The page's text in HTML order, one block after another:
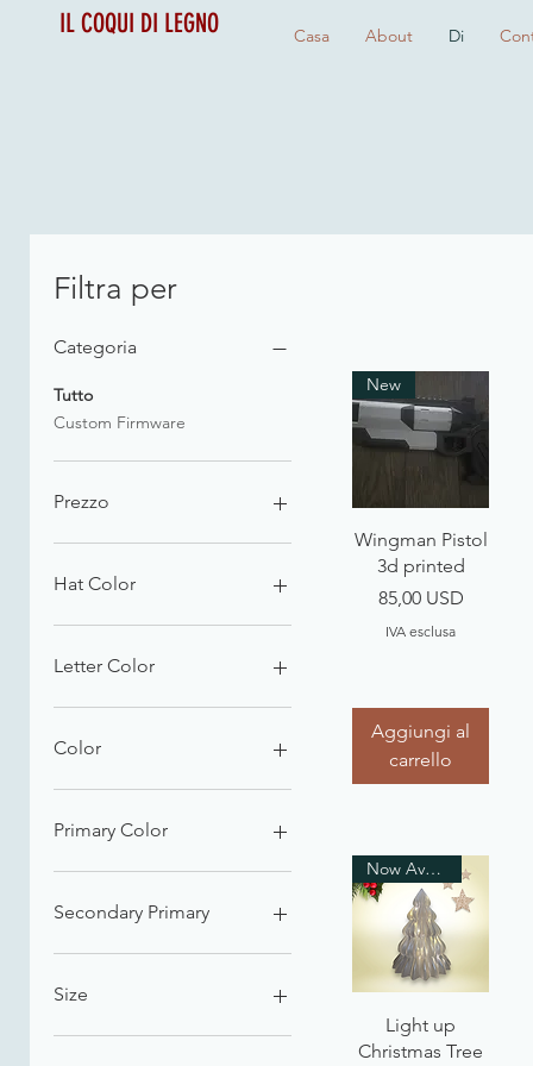
IL COQUI DI LEGNO Casa About Di
Filtra per
Categoria
Tutto
Custom Firmware
Prezzo
Hat Color
Letter Color
Color
Black
Blue
Green
Grey
Orange
Pink
Rainbow
Primary Color
Black
Blue
Gray
Green
Red
Secondary Primary
Black
Blue
Pink
Size
7x6.5"
Vista rapida
New
Wingman Pistol
3d printed
Prezzo
85,00 USD
IVA esclusa
Aggiungi al
carrello
Vista rapida
Now Available
Light up
Christmas Tree